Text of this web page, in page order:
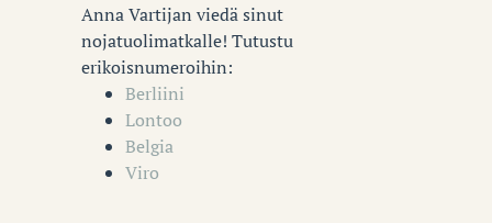
Anna Vartijan viedä sinut
nojatuolimatkalle! Tutustu
erikoisnumeroihin:
Berliini
Lontoo
Belgia
Viro